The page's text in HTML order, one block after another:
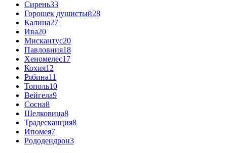
Сирень33
Горошек душистый28
Калина27
Ива20
Мискантус20
Павловния18
Хеномелес17
Кохия12
Рябина11
Тополь10
Вейгела9
Сосна8
Шелковица8
Традесканция8
Ипомея7
Рододендрон3